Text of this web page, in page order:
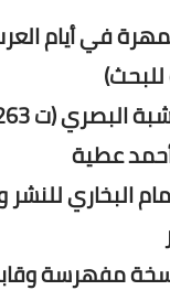
في أيام
(ت 263هـ)
عطية
البخاري للنشر
مفهرسة